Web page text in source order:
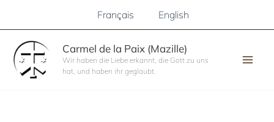
springen
Français English
Carmel de la Paix (Mazille)
Wir haben die Liebe erkannt, die Gott zu uns
hat, und haben ihr geglaubt.